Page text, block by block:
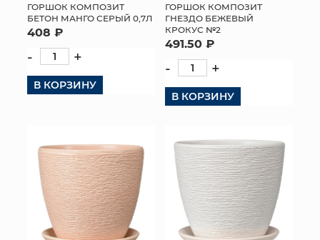
ГОРШОК КОМПОЗИТ
БЕТОН МАНГО СЕРЫЙ 0,7Л
408 ₽
- +
В КОРЗИНУ
ГОРШОК КОМПОЗИТ
ГНЕЗДО БЕЖЕВЫЙ
КРОКУС №2
491.50 ₽
- +
В КОРЗИНУ